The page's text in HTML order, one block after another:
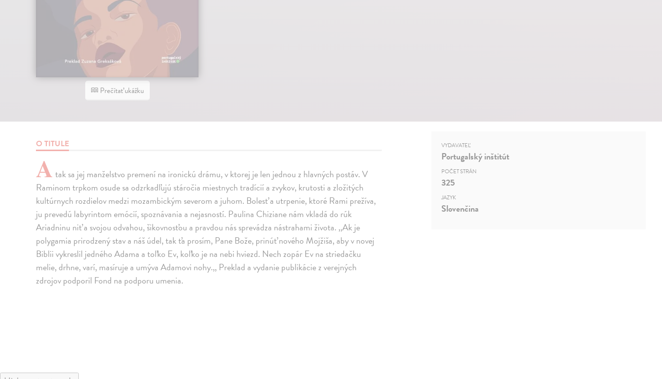
Prečítať ukážku
O TITULE
A tak sa jej manželstvo premení na ironickú drámu, v ktorej je len jednou z hlavných postáv. V
Raminom trpkom osude sa odzrkadľujú stáročia miestnych tradícií a zvykov, krutosti a zložitých
kultúrnych rozdielov medzi mozambickým severom a juhom. Bolesť a utrpenie, ktoré Rami prežíva,
ju prevedú labyrintom emócií, spoznávania a nejasností. Paulina Chiziane nám vkladá do rúk
Ariadninu niť a svojou odvahou, šikovnosťou a pravdou nás sprevádza nástrahami života. ,,Ak je
polygamia prirodzený stav a náš údel, tak ťa prosím, Pane Bože, prinúť nového Mojžiša, aby v novej
Biblii vykreslil jedného Adama a toľko Ev, koľko je na nebi hviezd. Nech zopár Ev na striedačku
melie, drhne, varí, masíruje a umýva Adamovi nohy.,, Preklad a vydanie publikácie z verejných
zdrojov podporil Fond na podporu umenia.
VYDAVATEĽ
Portugalský inštitút
POČET STRÁN
325
JAZYK
Slovenčina